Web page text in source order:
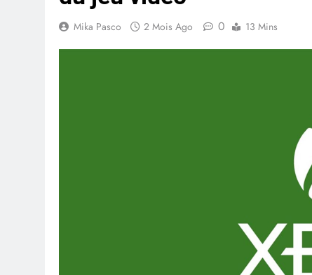
Mika Pasco 2 Mois Ago 0 13 Mins